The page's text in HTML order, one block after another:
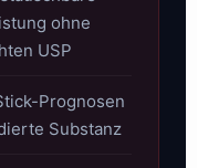
ohne
USP
Prognosen
Substanz